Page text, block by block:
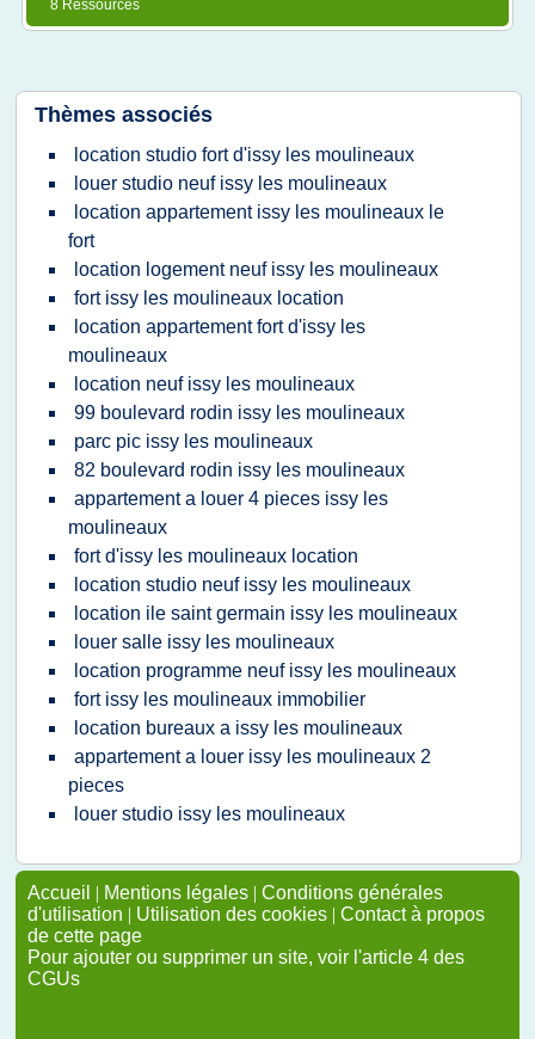
8 Ressources
Thèmes associés
location studio fort d'issy les moulineaux
louer studio neuf issy les moulineaux
location appartement issy les moulineaux le
fort
location logement neuf issy les moulineaux
fort issy les moulineaux location
location appartement fort d'issy les
moulineaux
location neuf issy les moulineaux
99 boulevard rodin issy les moulineaux
parc pic issy les moulineaux
82 boulevard rodin issy les moulineaux
appartement a louer 4 pieces issy les
moulineaux
fort d'issy les moulineaux location
location studio neuf issy les moulineaux
location ile saint germain issy les moulineaux
louer salle issy les moulineaux
location programme neuf issy les moulineaux
fort issy les moulineaux immobilier
location bureaux a issy les moulineaux
appartement a louer issy les moulineaux 2
pieces
louer studio issy les moulineaux
Accueil | Mentions légales | Conditions générales
d'utilisation | Utilisation des cookies | Contact à propos
de cette page
Pour ajouter ou supprimer un site, voir l'article 4 des
CGUs